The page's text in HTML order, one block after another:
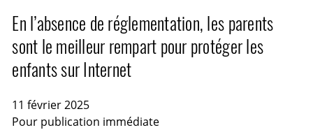
En l’absence de réglementation, les parents
sont le meilleur rempart pour protéger les
enfants sur Internet
11 février 2025
Pour publication immédiate